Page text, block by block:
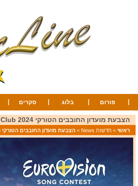
פורום בלוג סקרים
הצבעת מועדון החובבים הטורקי 2024 The vote of the Turkish OGAE Fan Club
ראשי > חדשות News > הצבעת מועדון החובבים הטורקי 2024 The vote of the Turkish OGAE Fan Club